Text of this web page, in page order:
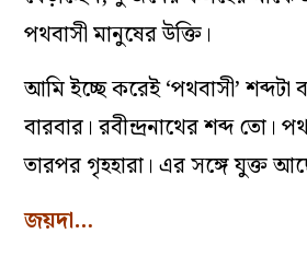
পথবাসী মানুষের উক্তি।
আমি ইচ্ছে করেই ‘পথবাসী’ শব্দটা
বারবার। রবীন্দ্রনাথের শব্দ তো।
তারপর গৃহহারা। এর সঙ্গে যুক্ত
জয়দা…